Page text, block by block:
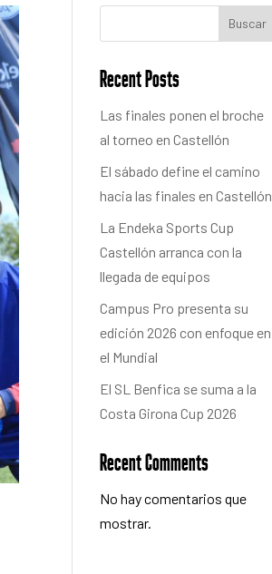
Buscar
Recent Posts
Las finales ponen el broche
al torneo en Castellón
El sábado define el camino
hacia las finales en Castellón
La Endeka Sports Cup
Castellón arranca con la
llegada de equipos
Campus Pro presenta su
edición 2026 con enfoque en
el Mundial
El SL Benfica se suma a la
Costa Girona Cup 2026
Recent Comments
No hay comentarios que
mostrar.